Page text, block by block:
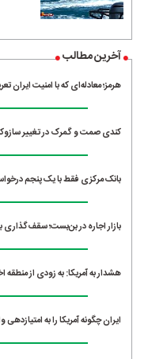
آخرین مطالب
هرمز؛ معادله‌ای که با امنیت ایران
کندی صمت و گمرک در تغییر
بانک مرکزی فقط با یک‌ پنجم
بازار اجاره در بن‌بست؛ سقف‌گذاری
هشدار به آمریکا: به زودی از
ایران چگونه آمریکا را به امتیازدهی